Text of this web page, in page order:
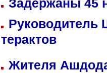
Задержаны 45
Руководитель
терактов
Жителя